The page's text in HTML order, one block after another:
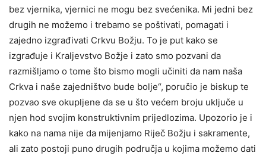
bez vjernika, vjernici ne mogu bez svećenika. Mi jedni bez
drugih ne možemo i trebamo se poštivati, pomagati i
zajedno izgrađivati Crkvu Božju. To je put kako se
izgrađuje i Kraljevstvo Božje i zato smo pozvani da
razmišljamo o tome što bismo mogli učiniti da nam naša
Crkva i naše zajedništvo bude bolje“, poručio je biskup te
pozvao sve okupljene da se u što većem broju uključe u
njen hod svojim konstruktivnim prijedlozima. Upozorio je i
kako na nama nije da mijenjamo Riječ Božju i sakramente,
ali zato postoji puno drugih područja u kojima možemo dati